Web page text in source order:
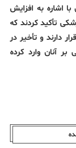
اشاره به افزایش
تأکید کردند که
دارند و تأخیر در
بر آنان وارد کرده